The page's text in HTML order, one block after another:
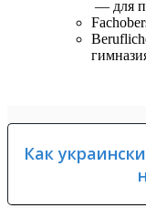
— для
Как